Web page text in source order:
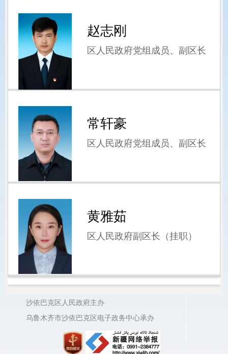
赵志刚
区人民政府党组成员、副区长
常轩豪
区人民政府党组成员、副区长
黄雅茹
区人民政府副区长（挂职）
沙依巴克区人民政府主办
乌鲁木齐市沙依巴克区电子政务中心承办